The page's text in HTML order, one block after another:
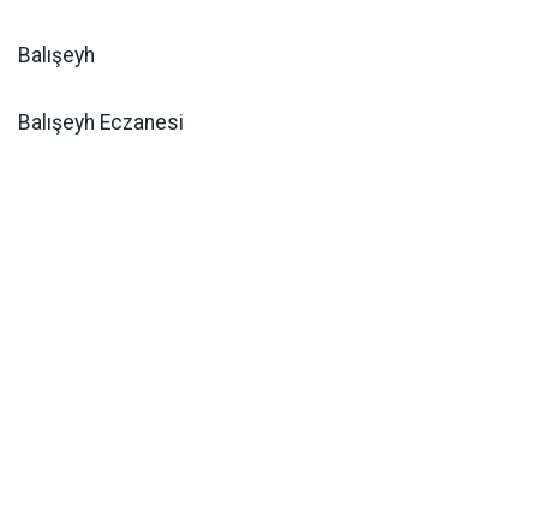
Balışeyh
Balışeyh Eczanesi